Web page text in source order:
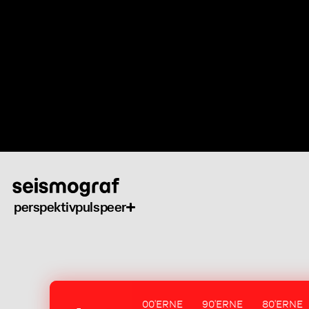
perspektivpulspeer
00'ERNE 90'ERNE 80'ERNE